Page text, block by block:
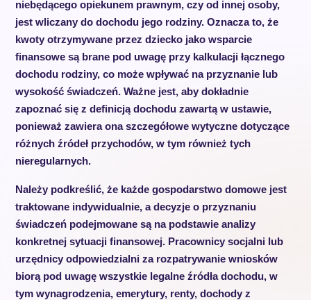
niebędącego opiekunem prawnym, czy od innej osoby,
jest wliczany do dochodu jego rodziny. Oznacza to, że
kwoty otrzymywane przez dziecko jako wsparcie
finansowe są brane pod uwagę przy kalkulacji łącznego
dochodu rodziny, co może wpływać na przyznanie lub
wysokość świadczeń. Ważne jest, aby dokładnie
zapoznać się z definicją dochodu zawartą w ustawie,
ponieważ zawiera ona szczegółowe wytyczne dotyczące
różnych źródeł przychodów, w tym również tych
nieregularnych.
Należy podkreślić, że każde gospodarstwo domowe jest
traktowane indywidualnie, a decyzje o przyznaniu
świadczeń podejmowane są na podstawie analizy
konkretnej sytuacji finansowej. Pracownicy socjalni lub
urzędnicy odpowiedzialni za rozpatrywanie wniosków
biorą pod uwagę wszystkie legalne źródła dochodu, w
tym wynagrodzenia, emerytury, renty, dochody z